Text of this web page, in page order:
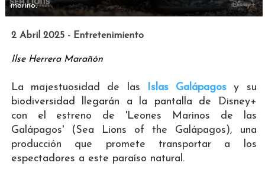
marino.
2 Abril 2025 - Entretenimiento
Ilse Herrera Marañón
La majestuosidad de las Islas Galápagos y su
biodiversidad llegarán a la pantalla de Disney+
con el estreno de 'Leones Marinos de las
Galápagos' (Sea Lions of the Galápagos), una
producción que promete transportar a los
espectadores a este paraíso natural.